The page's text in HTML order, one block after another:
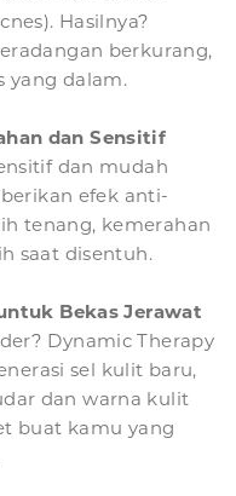
Hasilnya?
berkurang,
yang dalam.
dan Sensitif
dan mudah
efek anti-
tenang, kemerahan
saat disentuh.
Bekas Jerawat
Dynamic Therapy
sel kulit baru,
dan warna kulit
buat kamu yang